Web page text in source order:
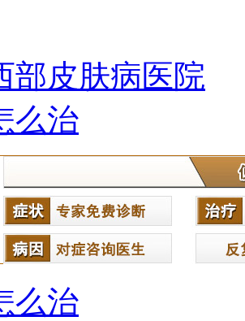
部皮肤病医院
么治
么治